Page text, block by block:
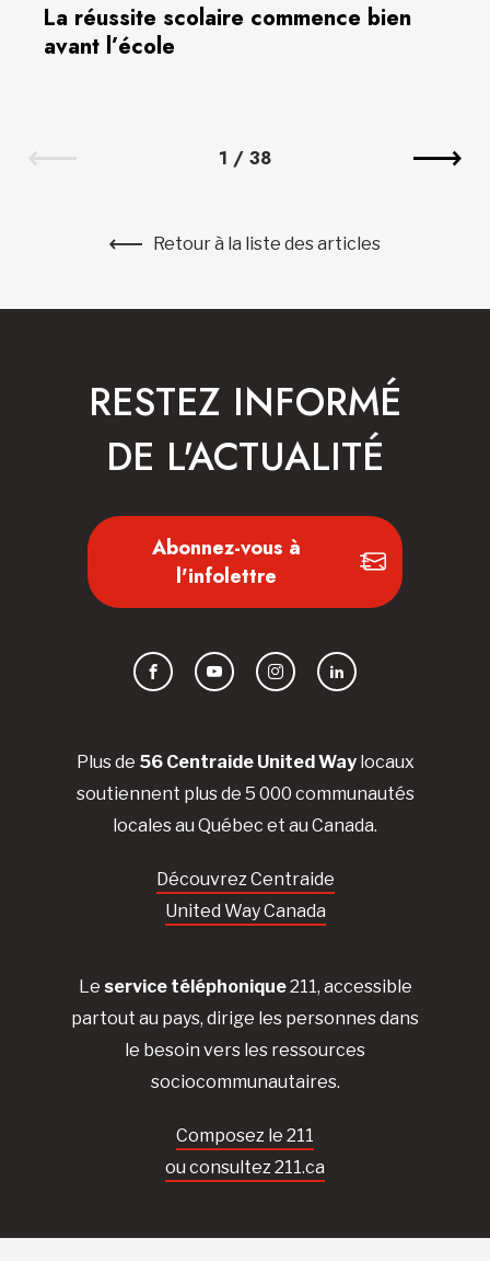
La réussite scolaire commence bien
avant l’école
1 / 38
Retour à la liste des articles
Plus de 56 Centraide United Waylocaux
soutiennent plus de 5 000 communautés
locales au Québec et au Canada.
Découvrez Centraide
United Way Canada
Le service téléphonique211, accessible
partout au pays, dirige les personnes dans
le besoin vers les ressources
sociocommunautaires.
Composez le 211
ou consultez 211.ca
RESTEZ INFORMÉ
DE L'ACTUALITÉ
Abonnez-vous à
l'infolettre
FacebookYouTubeInstagramLinkedIn